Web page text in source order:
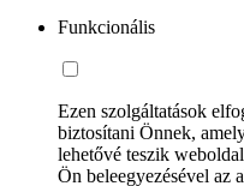
Funkcionális
Ezen szolgáltatások
biztosítani Önnek,
lehetővé teszik
Ön beleegyezésével az